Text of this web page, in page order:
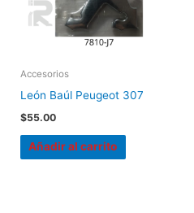
Accesorios
León Baúl Peugeot 307
$55.00
Añadir al carrito